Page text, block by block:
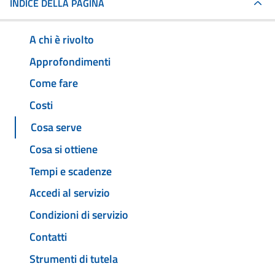
INDICE DELLA PAGINA
A chi è rivolto
Approfondimenti
Come fare
Costi
Cosa serve
Cosa si ottiene
Tempi e scadenze
Accedi al servizio
Condizioni di servizio
Contatti
Strumenti di tutela